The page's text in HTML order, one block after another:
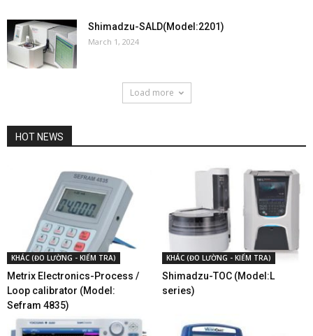
Shimadzu-SALD(Model:2201)
March 1, 2024
Load more
HOT NEWS
KHÁC (ĐO LƯỜNG - KIỂM TRA)
Metrix Electronics-Process /
Loop calibrator (Model:
Sefram 4835)
KHÁC (ĐO LƯỜNG - KIỂM TRA)
Shimadzu-TOC (Model:L
series)